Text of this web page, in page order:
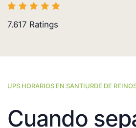
7.617 Ratings
UPS HORARIOS EN SANTIURDE DE
Cuando